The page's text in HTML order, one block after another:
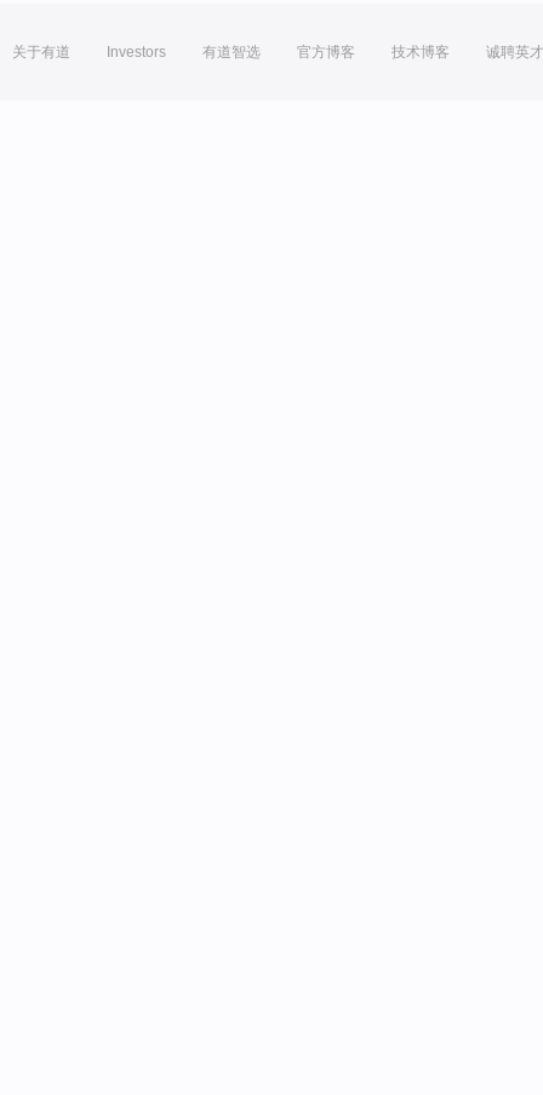
关于有道 Investors 有道智选 官方博客 技术博客 诚聘英才